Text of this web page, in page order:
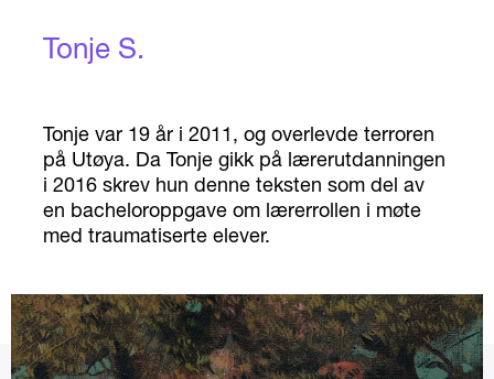
Tonje S.
Tonje var 19 år i 2011, og overlevde terroren
på Utøya. Da Tonje gikk på lærerutdanningen
i 2016 skrev hun denne teksten som del av
en bacheloroppgave om lærerrollen i møte
med traumatiserte elever.